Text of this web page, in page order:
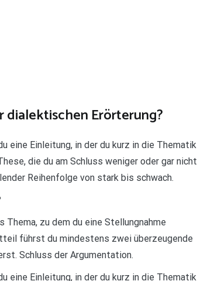
dialektischen Erörterung?
eine Einleitung, in der du kurz in die Thematik
die du am Schluss weniger oder gar nicht
Reihenfolge von stark bis schwach.
Thema, zu dem du eine Stellungnahme
führst du mindestens zwei überzeugende
Schluss der Argumentation.
eine Einleitung, in der du kurz in die Thematik